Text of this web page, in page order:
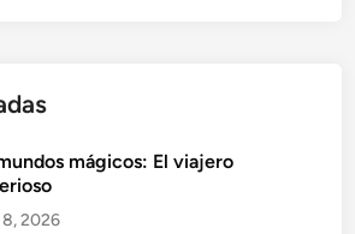
mágicos: El viajero
2026